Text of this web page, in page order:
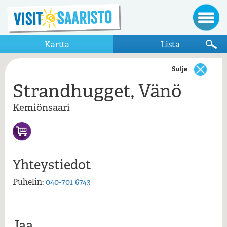
Kartta Lista
Näytä vain kartalla näkyvät kohteet
Kemiönsaari
Kajs Bogser och Sjötrans
Tunhamn
Vänö
Sulje
Strandhugget, Vänö
Kemiönsaari
Yhteystiedot
Puhelin:040-701 6743